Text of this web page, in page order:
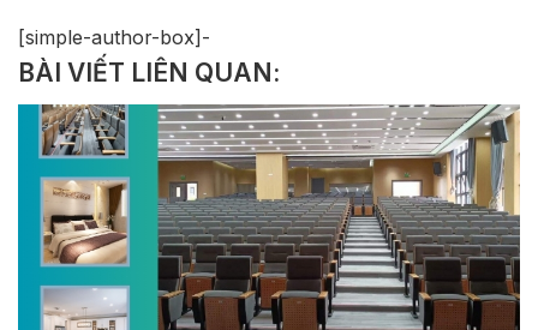
[simple-author-box]-
BÀI VIẾT LIÊN QUAN: